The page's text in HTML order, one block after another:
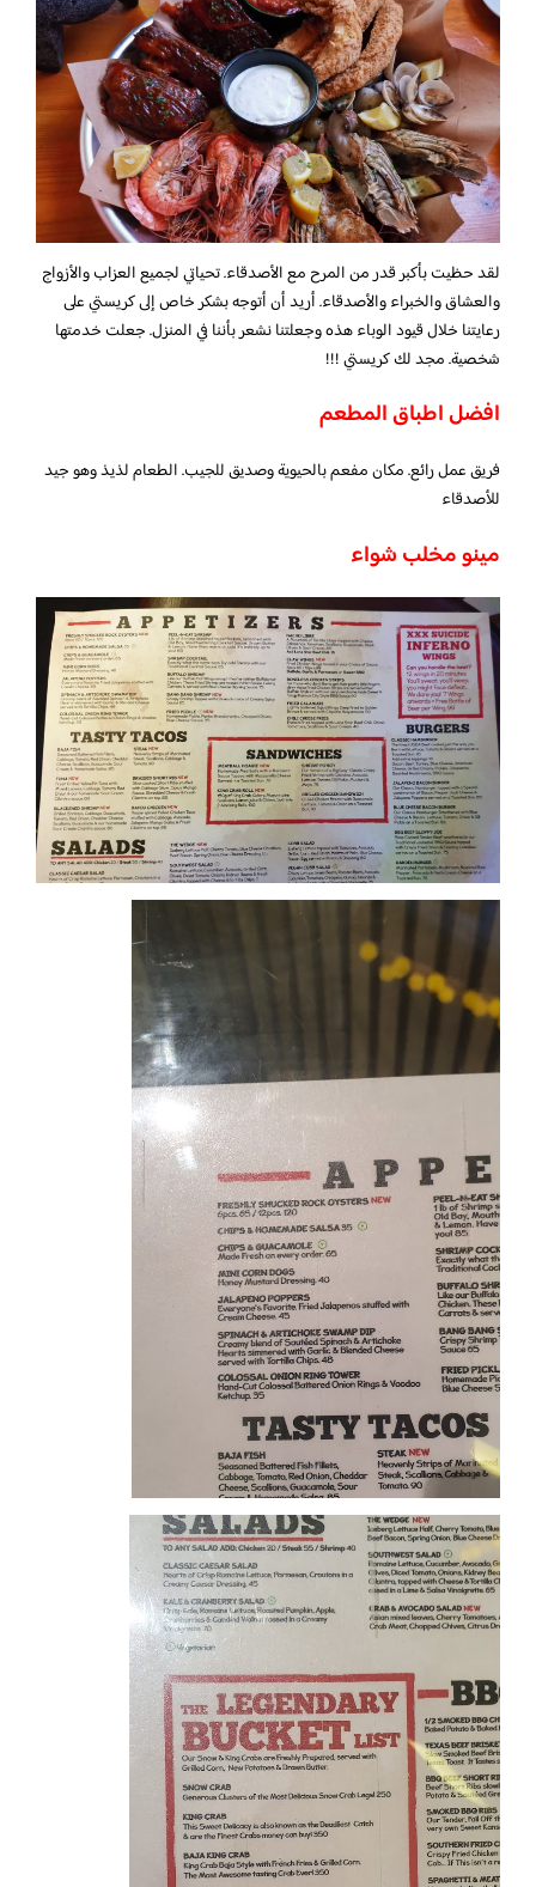
لقد حظيت بأكبر قدر من المرح مع الأصدقاء. تحياتي لجميع العزاب والأزواج
والعشاق والخبراء والأصدقاء. أريد أن أتوجه بشكر خاص إلى كريستي على
رعايتنا خلال قيود الوباء هذه وجعلتنا نشعر بأننا في المنزل. جعلت خدمتها
شخصية. مجد لك كريستي !!!
افضل اطباق المطعم
فريق عمل رائع. مكان مفعم بالحيوية وصديق للجيب. الطعام لذيذ وهو جيد
للأصدقاء
مينو مخلب شواء